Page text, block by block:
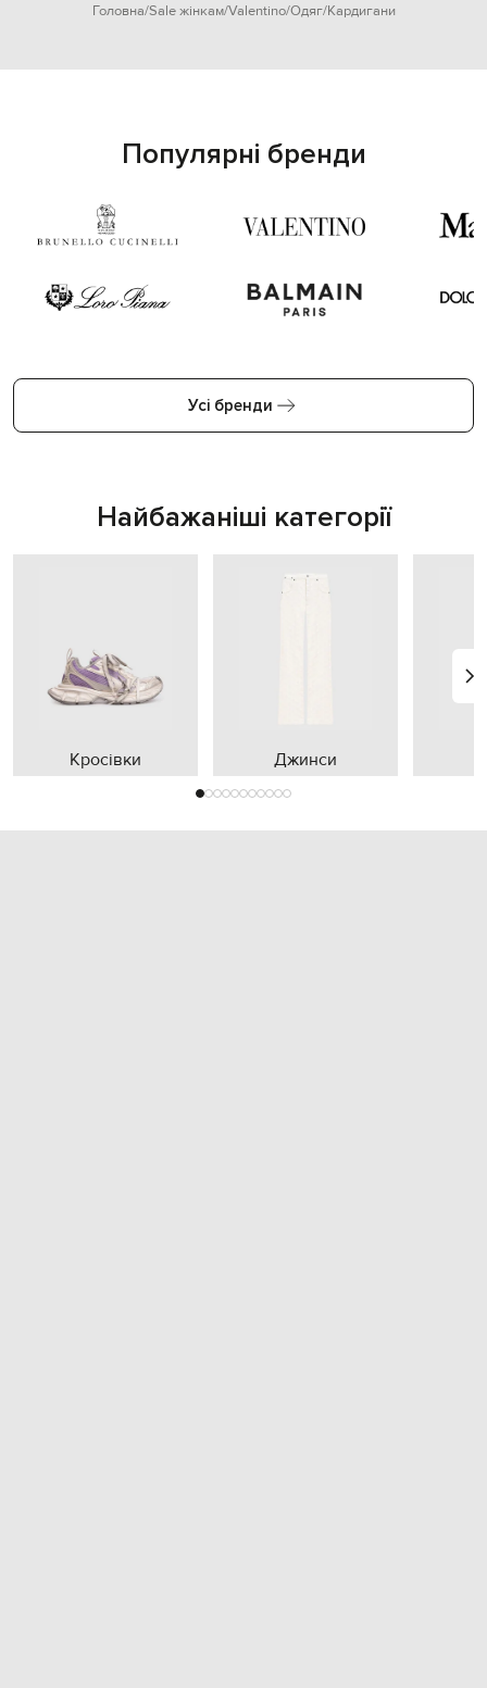
Головна Sale жінкам Valentino Одяг Кардигани
Популярні бренди
Усі бренди
Найбажаніші категорії
Кросівки Джинси